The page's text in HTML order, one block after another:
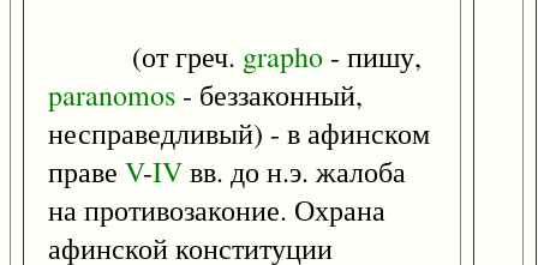
(от греч. grapho - пишу,
paranomos - беззаконный,
несправедливый) - в афинском
праве V-IVвв. до н.э. жалоба
на противозаконие. Охрана
афинской конституции